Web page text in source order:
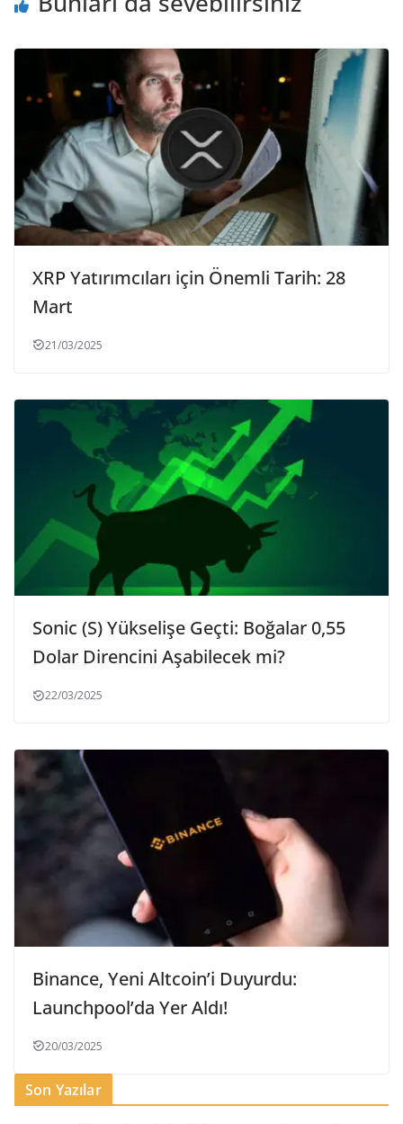
XRP Yatırımcıları için Önemli Tarih: 28
Mart
21/03/2025
Sonic (S) Yükselişe Geçti: Boğalar 0,55
Dolar Direncini Aşabilecek mi?
22/03/2025
Binance, Yeni Altcoin’i Duyurdu:
Launchpool’da Yer Aldı!
20/03/2025
Son Yazılar